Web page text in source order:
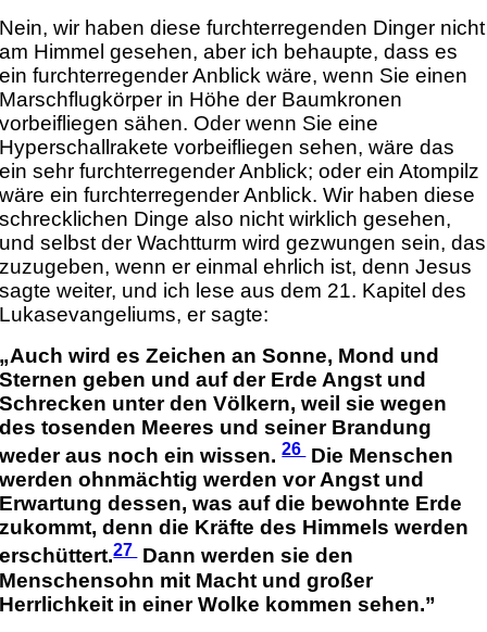
Nein, wir haben diese furchterregenden Dinger nicht
am Himmel gesehen, aber ich behaupte, dass es
ein furchterregender Anblick wäre, wenn Sie einen
Marschflugkörper in Höhe der Baumkronen
vorbeifliegen sähen. Oder wenn Sie eine
Hyperschallrakete vorbeifliegen sehen, wäre das
ein sehr furchterregender Anblick; oder ein Atompilz
wäre ein furchterregender Anblick. Wir haben diese
schrecklichen Dinge also nicht wirklich gesehen,
und selbst der Wachtturm wird gezwungen sein, das
zuzugeben, wenn er einmal ehrlich ist, denn Jesus
sagte weiter, und ich lese aus dem 21. Kapitel des
Lukasevangeliums, er sagte:
„Auch wird es Zeichen an Sonne, Mond und
Sternen geben und auf der Erde Angst und
Schrecken unter den Völkern, weil sie wegen
des tosenden Meeres und seiner Brandung
weder aus noch ein wissen.26 Die Menschen
werden ohnmächtig werden vor Angst und
Erwartung dessen, was auf die bewohnte Erde
zukommt, denn die Kräfte des Himmels werden
erschüttert.27 Dann werden sie den
Menschensohn mit Macht und großer
Herrlichkeit in einer Wolke kommen sehen.”